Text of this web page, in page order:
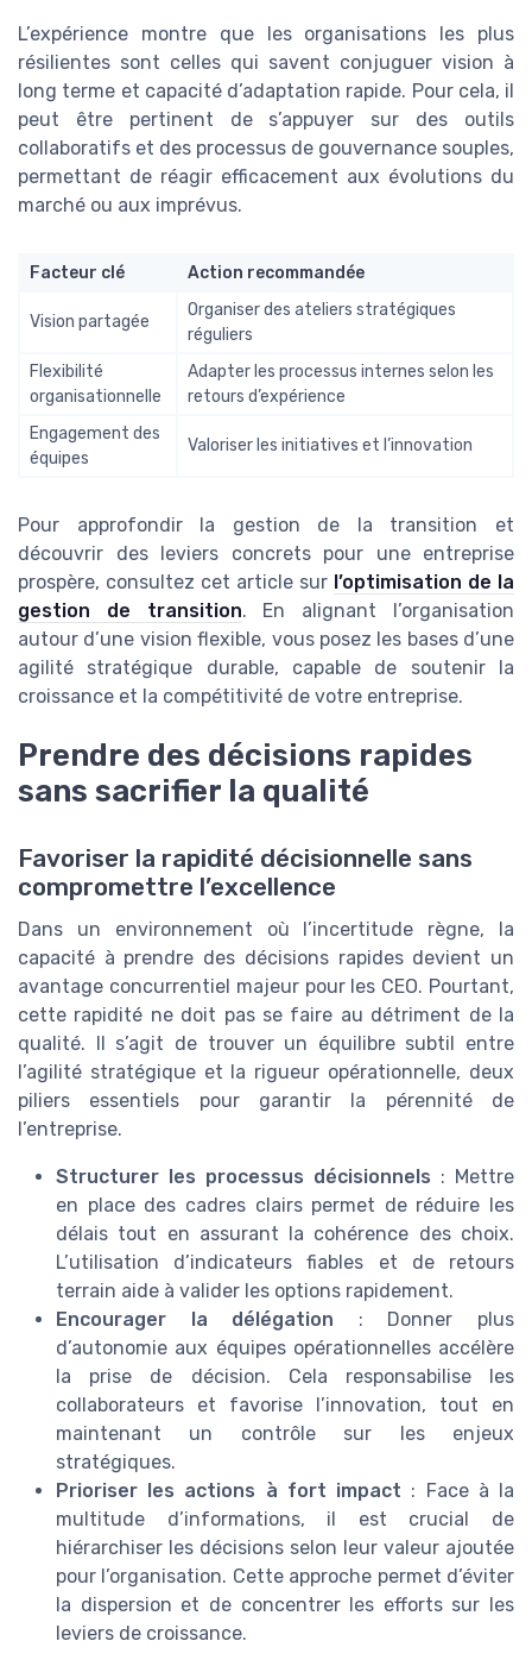
L’expérience montre que les organisations les plus
résilientes sont celles qui savent conjuguer vision à
long terme et capacité d’adaptation rapide. Pour cela, il
peut être pertinent de s’appuyer sur des outils
collaboratifs et des processus de gouvernance souples,
permettant de réagir efficacement aux évolutions du
marché ou aux imprévus.
Facteur clé Action recommandée
Vision partagée
Organiser des ateliers stratégiques
réguliers
Flexibilité
organisationnelle
Adapter les processus internes selon les
retours d’expérience
Engagement des
équipes
Valoriser les initiatives et l’innovation
Pour approfondir la gestion de la transition et
découvrir des leviers concrets pour une entreprise
prospère, consultez cet article sur l’optimisation de la
gestion de transition. En alignant l’organisation
autour d’une vision flexible, vous posez les bases d’une
agilité stratégique durable, capable de soutenir la
croissance et la compétitivité de votre entreprise.
Prendre des décisions rapides
sans sacrifier la qualité
Favoriser la rapidité décisionnelle sans
compromettre l’excellence
Dans un environnement où l’incertitude règne, la
capacité à prendre des décisions rapides devient un
avantage concurrentiel majeur pour les CEO. Pourtant,
cette rapidité ne doit pas se faire au détriment de la
qualité. Il s’agit de trouver un équilibre subtil entre
l’agilité stratégique et la rigueur opérationnelle, deux
piliers essentiels pour garantir la pérennité de
l’entreprise.
Structurer les processus décisionnels : Mettre
en place des cadres clairs permet de réduire les
délais tout en assurant la cohérence des choix.
L’utilisation d’indicateurs fiables et de retours
terrain aide à valider les options rapidement.
Encourager la délégation : Donner plus
d’autonomie aux équipes opérationnelles accélère
la prise de décision. Cela responsabilise les
collaborateurs et favorise l’innovation, tout en
maintenant un contrôle sur les enjeux
stratégiques.
Prioriser les actions à fort impact : Face à la
multitude d’informations, il est crucial de
hiérarchiser les décisions selon leur valeur ajoutée
pour l’organisation. Cette approche permet d’éviter
la dispersion et de concentrer les efforts sur les
leviers de croissance.